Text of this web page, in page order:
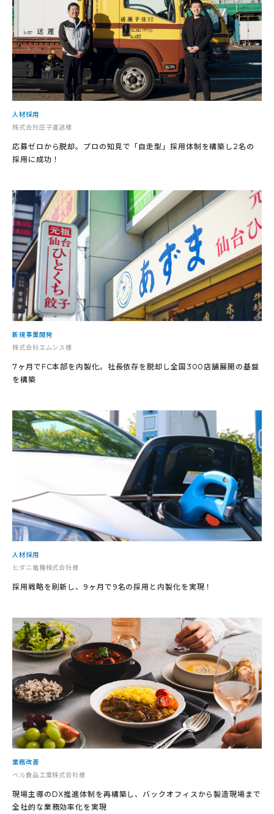
人材採用
株式会社庄子運送様
応募ゼロから脱却。プロの知見で「自走型」採用体制を構築し2名の
採用に成功！
新規事業開発
株式会社エムシス様
7ヶ月でFC本部を内製化。社長依存を脱却し全国300店舗展開の基盤
を構築
人材採用
ヒダニ電機株式会社様
採用戦略を刷新し、9ヶ月で9名の採用と内製化を実現！
業務改善
ベル食品工業株式会社様
現場主導のDX推進体制を再構築し、バックオフィスから製造現場まで
全社的な業務効率化を実現